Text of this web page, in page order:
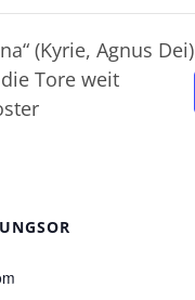
(Kyrie, Agnus Dei)
Tore weit